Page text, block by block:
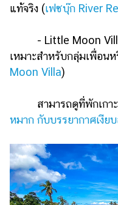
แท้จริง (เฟซบุ๊ก River
- Little Moon Villa:
เหมาะสำหรับกลุ่มเพื่อน
Moon Villa)
สามารถดูที่พักเกาะ
หมาก กับบรรยากาศเงีย